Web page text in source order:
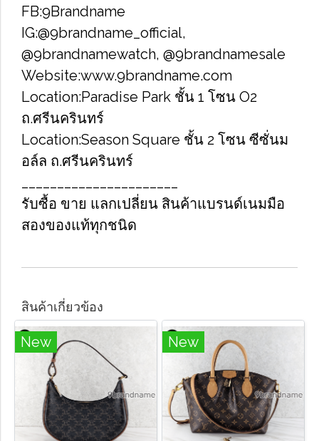
FB:9Brandname
IG:@9brandname_official,
@9brandnamewatch, @9brandnamesale
Website:www.9brandname.com
Location:Paradise Park ชั้น​ 1 โซน​ O2​
ถ.ศรีนครินทร์
Location​:Season Square ชั้น​ 2 โซน​ ซีซั่นม
อล์ล ถ.ศ​รีนครินทร์​
รับซื้อ​ ขาย​​ แลกเปลี่ยน​ สินค้าแบรนด์เนม​มือ
สองของแท้ทุกชนิด
สินค้าเกี่ยวข้อง
New New